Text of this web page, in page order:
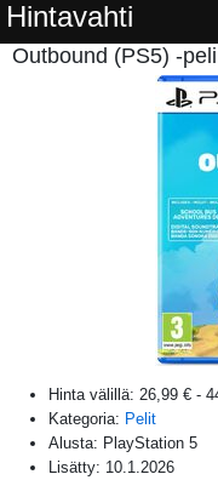
Hintavahti
Outbound (PS5) -peli
Hinta välillä: 26,99 € -
Kategoria: Pelit
Alusta: PlayStation 5
Lisätty: 10.1.2026